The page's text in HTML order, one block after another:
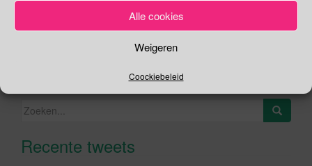
Alle cookies
Weigeren
Coockiebeleid
Je kunt me volgen op
Zoeken
Recente tweetsKlik om marketing cookies te